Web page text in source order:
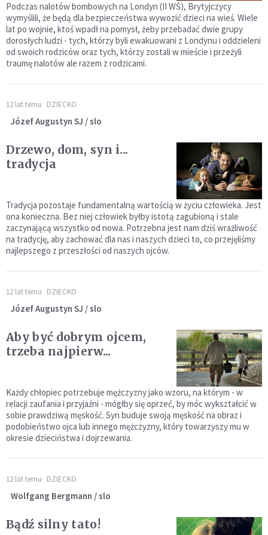
Podczas nalotów bombowych na Londyn (II WŚ), Brytyjczycy
wymyślili, że będą dla bezpieczeństwa wywozić dzieci na wieś. Wiele
lat po wojnie, ktoś wpadł na pomysł, żeby przebadać dwie grupy
dorosłych ludzi - tych, którzy byli ewakuowani z Londynu i oddzieleni
od swoich rodziców oraz tych, którzy zostali w mieście i przeżyli
traumę nalotów ale razem z rodzicami.
12 lat temu DZIECKO
Józef Augustyn SJ / slo
Drzewo, dom, syn i...
tradycja
Tradycja pozostaje fundamentalną wartością w życiu człowieka. Jest
ona konieczna. Bez niej człowiek byłby istotą zagubioną i stale
zaczynającą wszystko od nowa. Potrzebna jest nam dziś wrażliwość
na tradycję, aby zachować dla nas i naszych dzieci to, co przejęliśmy
najlepszego z przeszłości od naszych ojców.
12 lat temu DZIECKO
Józef Augustyn SJ / slo
Aby być dobrym ojcem,
trzeba najpierw...
Każdy chłopiec potrzebuje mężczyzny jako wzoru, na którym - w
relacji zaufania i przyjaźni - mógłby się oprzeć, by móc wykształcić w
sobie prawdziwą męskość. Syn buduje swoją męskość na obraz i
podobieństwo ojca lub innego mężczyzny, który towarzyszy mu w
okresie dzieciństwa i dojrzewania.
12 lat temu DZIECKO
Wolfgang Bergmann / slo
Bądź silny tato!